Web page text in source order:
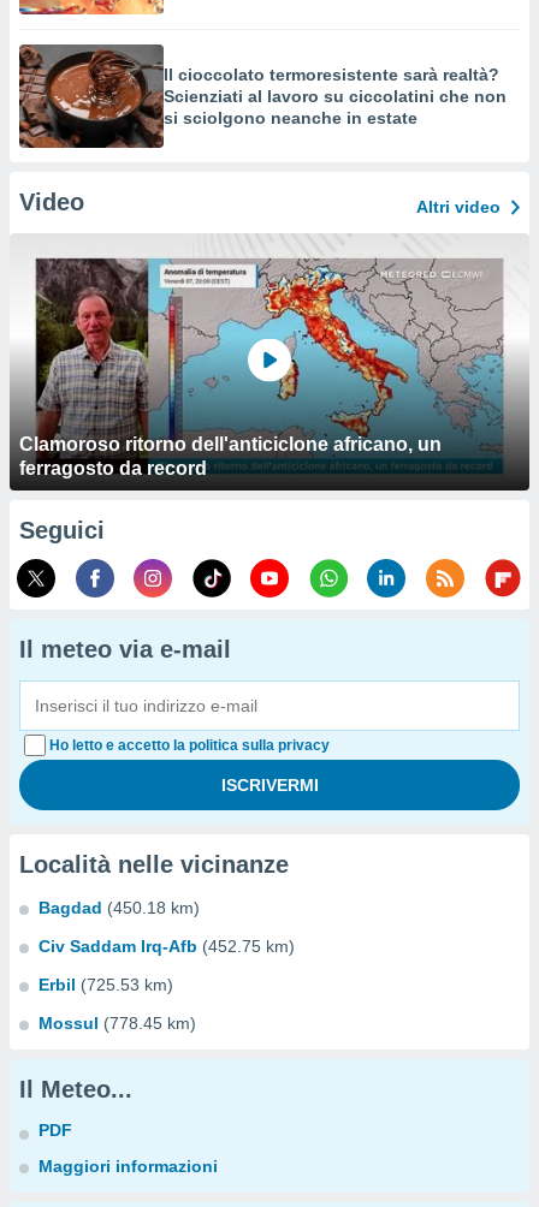
Il cioccolato termoresistente sarà realtà?
Scienziati al lavoro su ciccolatini che non
si sciolgono neanche in estate
Video Altri video
Clamoroso ritorno dell'anticiclone africano, un
ferragosto da record
Seguici
Il meteo via e-mail
Ho letto e accetto la politica sulla privacy
Località nelle vicinanze
Bagdad (450.18 km)
Civ Saddam Irq-Afb (452.75 km)
Erbil (725.53 km)
Mossul (778.45 km)
Il Meteo...
PDF
Maggiori informazioni